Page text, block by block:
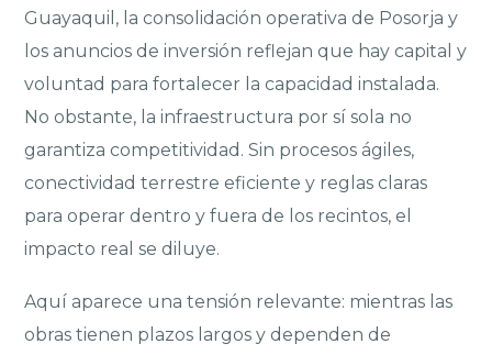
Guayaquil, la consolidación operativa de Posorja y
los anuncios de inversión reflejan que hay capital y
voluntad para fortalecer la capacidad instalada.
No obstante, la infraestructura por sí sola no
garantiza competitividad. Sin procesos ágiles,
conectividad terrestre eficiente y reglas claras
para operar dentro y fuera de los recintos, el
impacto real se diluye.
Aquí aparece una tensión relevante: mientras las
obras tienen plazos largos y dependen de